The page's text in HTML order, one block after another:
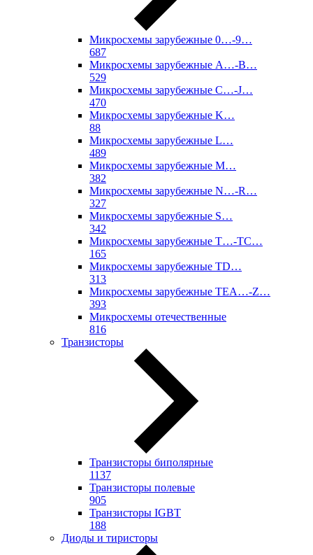
Микросхемы зарубежные 0…-9…
687
Микросхемы зарубежные A…-B…
529
Микросхемы зарубежные C…-J…
470
Микросхемы зарубежные K…
88
Микросхемы зарубежные L…
489
Микросхемы зарубежные M…
382
Микросхемы зарубежные N…-R…
327
Микросхемы зарубежные S…
342
Микросхемы зарубежные T…-TC…
165
Микросхемы зарубежные TD…
313
Микросхемы зарубежные TEA…-Z…
393
Микросхемы отечественные
816
Транзисторы
Транзисторы биполярные
1137
Транзисторы полевые
905
Транзисторы IGBT
188
Диоды и тиристоры